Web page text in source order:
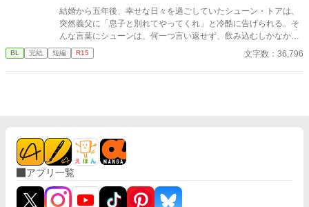
の時だった。前にいる彼から聞いたこともない怒声が俺の耳に届
いたのは。 ⚪︎佐藤玲央……微笑みの王子と呼ばれ、常に笑顔を絶
やさない。物腰柔らかな姿勢に男女問わずモテる ⚪︎中田真……両
親の転勤で引っ越してきた転校生。平凡な容姿で口が悪いがクラ
スに馴染めず誰とも話さないので王子しか知らないし、これから
結婚から五年後、幸せな日々を過ごしていたシューン・トアは、
突然義父に「息子と別れてやってくれ」と冷酷に告げられる。そ
んな言葉にシューンは、何一つ言い返せず、飲み込むしかなかっ
た。そして、夫であるアインス・キールに離婚を切り出すが、ア
インスがそう簡単にシューンを手離す訳もなく......。
BL 完結 短編 R15 文字数：36,796
アプリ一覧